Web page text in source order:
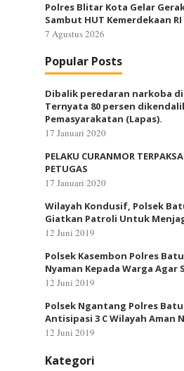
Polres Blitar Kota Gelar
Sambut HUT Kemerdekaan RI
7 Agustus 2026
Popular Posts
Dibalik peredaran narkoba
Ternyata 80 persen
Pemasyarakatan (Lapas).
17 Januari 2020
PELAKU CURANMOR
PETUGAS
17 Januari 2020
Wilayah Kondusif, Polsek
Giatkan Patroli Untuk
12 Juni 2019
Polsek Kasembon Polres
Nyaman Kepada Warga Agar
12 Juni 2019
Polsek Ngantang Polres
Antisipasi 3 C Wilayah Aman
12 Juni 2019
Kategori